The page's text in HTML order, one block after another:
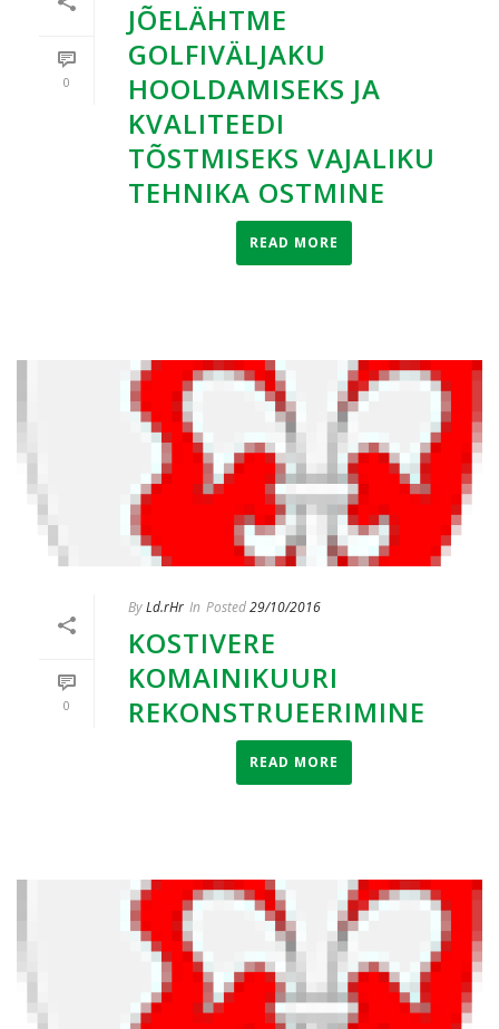
0
JÕELÄHTME
GOLFIVÄLJAKU
HOOLDAMISEKS JA
KVALITEEDI
TÕSTMISEKS VAJALIKU
TEHNIKA OSTMINE
READ MORE
0
ByLd.rHr In Posted29/10/2016
KOSTIVERE
KOMAINIKUURI
REKONSTRUEERIMINE
READ MORE